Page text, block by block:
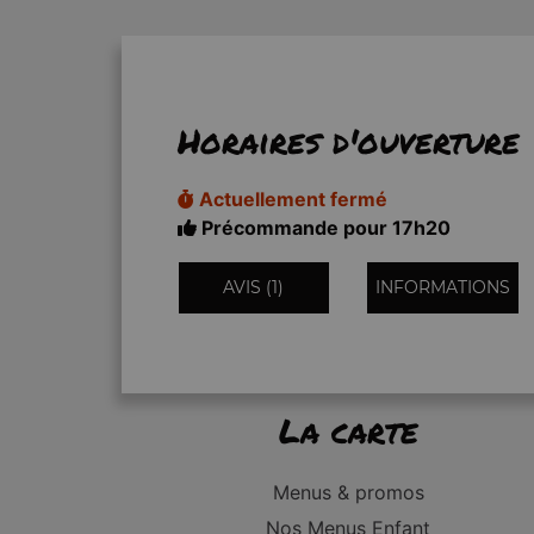
Horaires d'ouverture
Actuellement fermé
Précommande pour 17h20
AVIS (1) INFORMATIONS
La carte
Menus & promos
Nos Menus Enfant